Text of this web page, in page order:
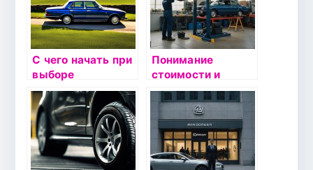
С чего начать при
выборе
подержанного
автомобиля:
пошаговая
инструкция
Понимание
стоимости и
карты ТО: как
выбрать
идеальное
сервисное
обслуживание для
автомобиля